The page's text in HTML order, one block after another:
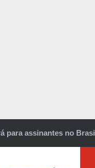
para assinantes no